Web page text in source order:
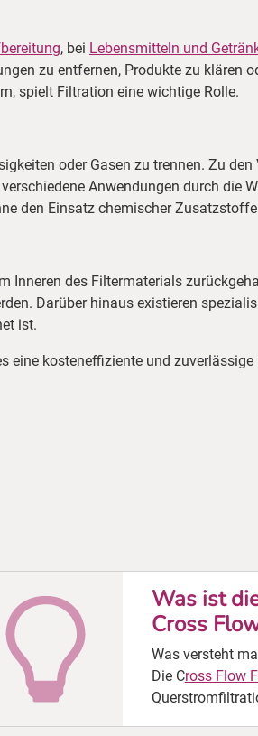
, bei Lebensmitteln und
zu entfernen, Produkte zu klären
spielt Filtration eine wichtige Rolle.
oder Gasen zu trennen. Zu
Anwendungen durch die
den Einsatz chemischer
Inneren des Filtermaterials
Darüber hinaus existieren
ist.
kosteneffiziente und
Was ist
Cross
Was versteht
Die Cross Flow